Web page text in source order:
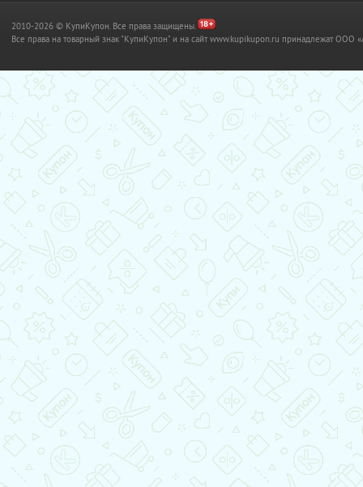
2010-2026 © КупиКупон. Все права защищены.
Все права на товарный знак "КупиКупон" и на сайт www.kupikupon.ru принадлежат